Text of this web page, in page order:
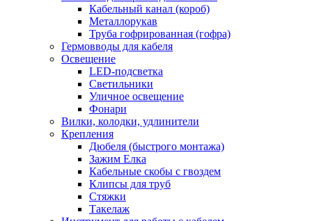
Кабельный канал (короб)
Металлорукав
Труба гофрированная (гофра)
Гермовводы для кабеля
Освещение
LED-подсветка
Светильники
Уличное освещение
Фонари
Вилки, колодки, удлинители
Крепления
Дюбеля (быстрого монтажа)
Зажим Елка
Кабельные скобы с гвоздем
Клипсы для труб
Стяжки
Такелаж